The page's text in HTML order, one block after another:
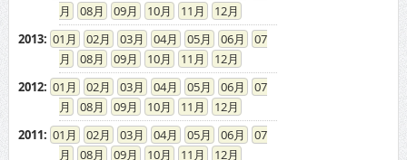
08
09 10 11
12
2013: 01 02 03 04 05 06
07
08
09 10 11
12
2012: 01 02 03 04 05 06
07
08
09 10 11
12
2011: 01 02 03 04 05 06
07
08
09 10 11
12